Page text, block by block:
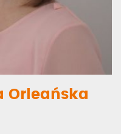
Orleańska